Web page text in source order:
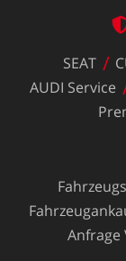
SEAT
AUDI Service
Anfrage